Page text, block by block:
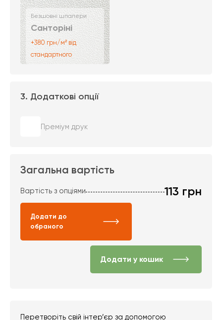
Безшовні шпалери
Санторіні
+380 грн/м² від
стандартного
3. Додаткові опції
Преміум друк
Загальна вартість
Вартість з опціями 113 грн
Додати до
обраного
Додати у кошик
Перетворіть свій інтер’єр за допомогою